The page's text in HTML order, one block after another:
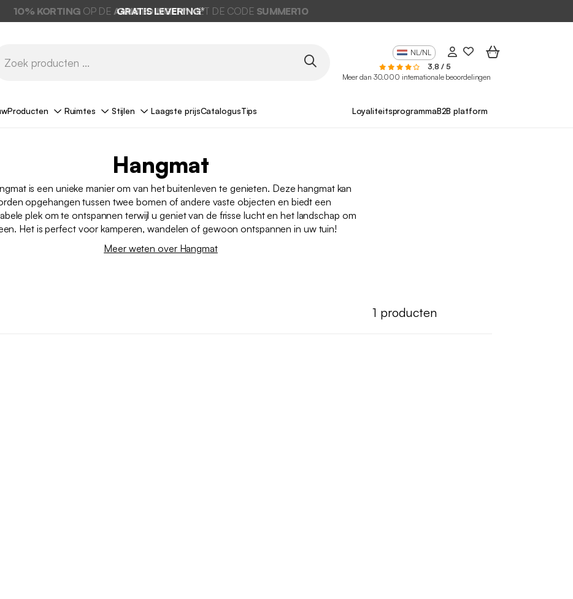
10% KORTING OP DE AANBIEDINGEN*MET DE CODE SUMMER10
GRATIS LEVERING*
NL/NL
3,8 / 5
Meer dan 30.000 internationale beoordelingen
Producten Ruimtes Stijlen Laagste prijsCatalogusTips LoyaliteitsprogrammaB2B platform
Hangmat
is een unieke manier om van het buitenleven te genieten. Deze hangmat kan
opgehangen tussen twee bomen of andere vaste objecten en biedt een
plek om te ontspannen terwijl u geniet van de frisse lucht en het landschap om
Het is perfect voor kamperen, wandelen of gewoon ontspannen in uw tuin!
Meer weten over Hangmat
1 producten